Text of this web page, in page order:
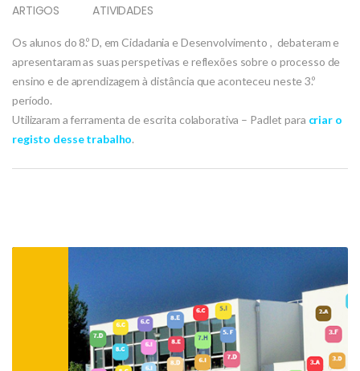
ARTIGOS ATIVIDADES
Os alunos do 8.º D, em Cidadania e Desenvolvimento , debateram e
apresentaram as suas perspetivas e reflexões sobre o processo de
ensino e de aprendizagem à distância que aconteceu neste 3.º
período.
Utilizaram a ferramenta de escrita colaborativa – Padlet para criar o
registo desse trabalho.